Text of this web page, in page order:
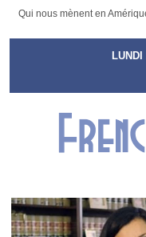
Qui nous mènent en